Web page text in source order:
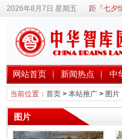
2026年8月7日 星期五 距『七夕
网站首页 新闻热点 中
当前位置： 首页> 本站推广> 图片
图片